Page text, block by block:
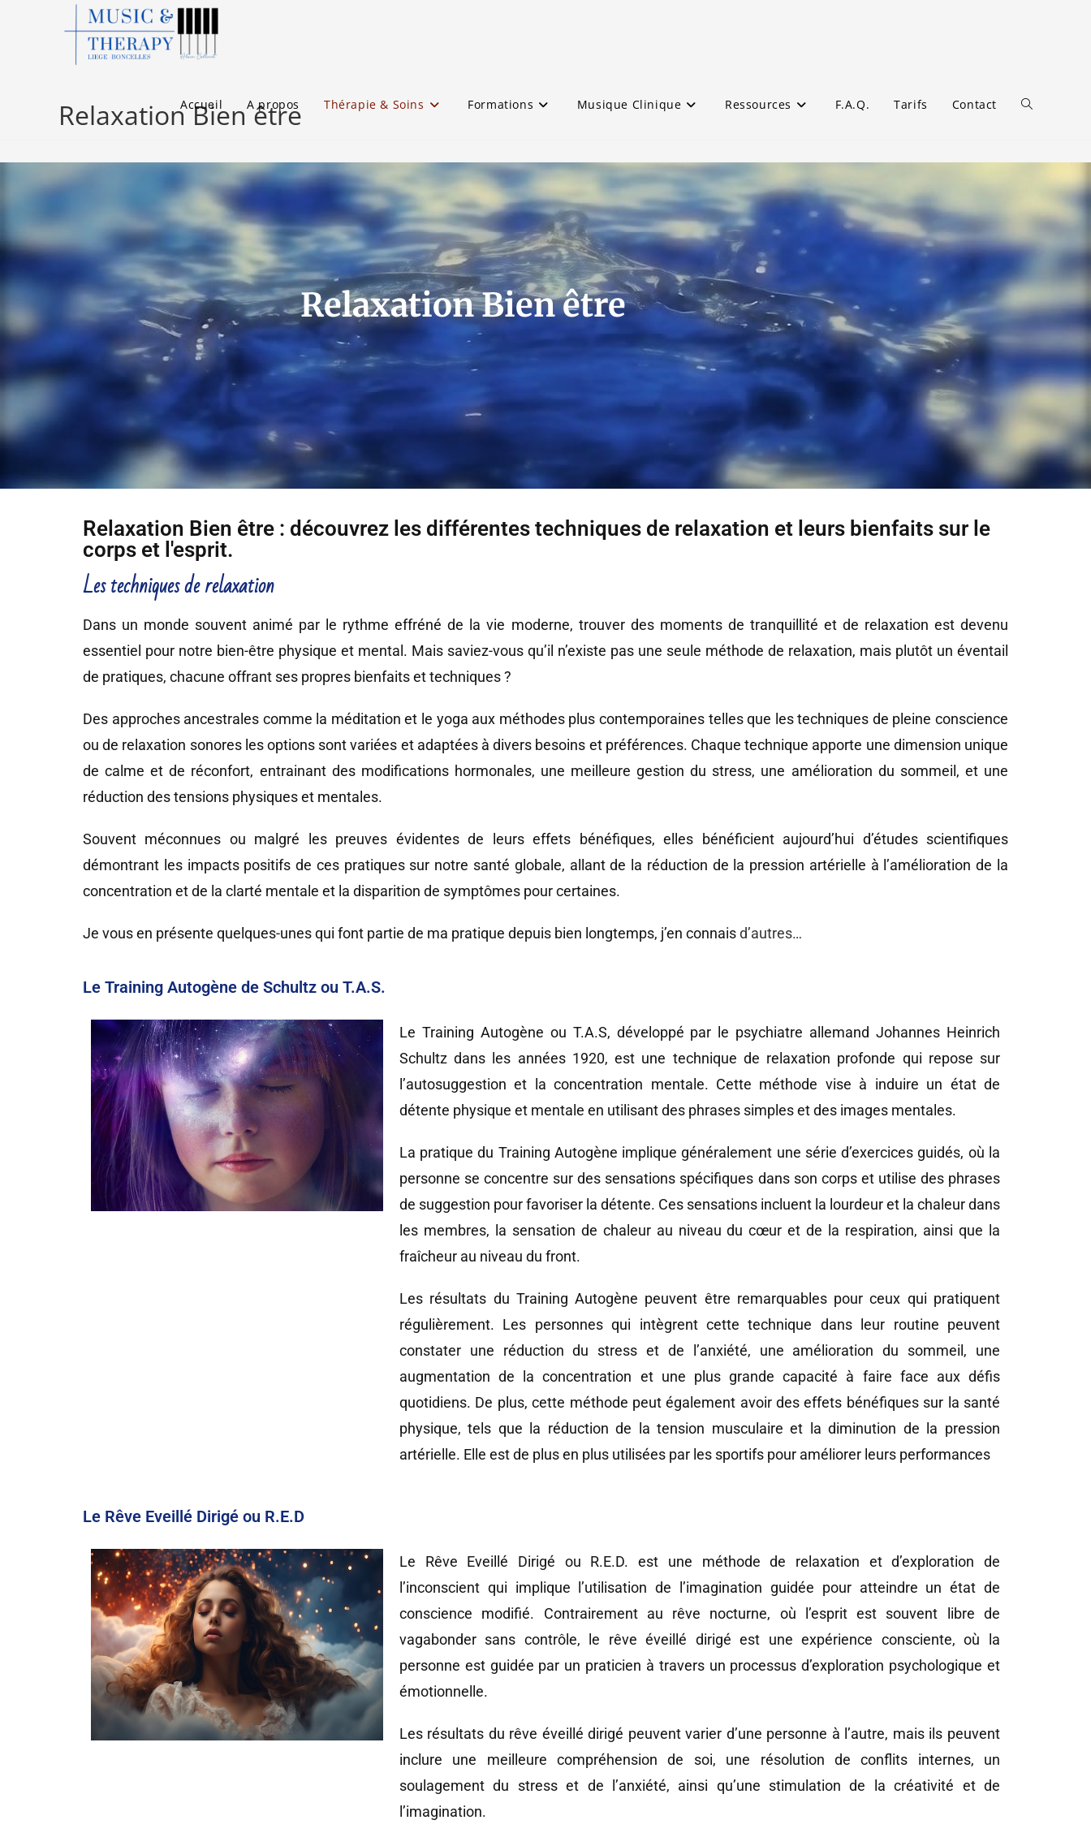
Accueil A propos Thérapie & Soins Formations Musique Clinique Ressources F.A.Q. Tarifs Contact
Relaxation Bien être
Relaxation Bien être
Relaxation Bien être : découvrez les différentes techniques de relaxation et leurs bienfaits sur le
corps et l'esprit.
Les techniques de relaxation
Dans un monde souvent animé par le rythme effréné de la vie moderne, trouver des moments de tranquillité et de relaxation est devenu
essentiel pour notre bien-être physique et mental. Mais saviez-vous qu’il n’existe pas une seule méthode de relaxation, mais plutôt un éventail
de pratiques, chacune offrant ses propres bienfaits et techniques ?
Des approches ancestrales comme la méditation et le yoga aux méthodes plus contemporaines telles que les techniques de pleine conscience
ou de relaxation sonores les options sont variées et adaptées à divers besoins et préférences. Chaque technique apporte une dimension unique
de calme et de réconfort, entrainant des modifications hormonales, une meilleure gestion du stress, une amélioration du sommeil, et une
réduction des tensions physiques et mentales.
Souvent méconnues ou malgré les preuves évidentes de leurs effets bénéfiques, elles bénéficient aujourd’hui d’études scientifiques
démontrant les impacts positifs de ces pratiques sur notre santé globale, allant de la réduction de la pression artérielle à l’amélioration de la
concentration et de la clarté mentale et la disparition de symptômes pour certaines.
Je vous en présente quelques-unes qui font partie de ma pratique depuis bien longtemps, j’en connaisd’autres…
Le Training Autogène de Schultz ou T.A.S.
Le Training Autogène ou T.A.S, développé par le psychiatre allemand Johannes Heinrich
Schultz dans les années 1920, est une technique de relaxation profonde qui repose sur
l’autosuggestion et la concentration mentale. Cette méthode vise à induire un état de
détente physique et mentale en utilisant des phrases simples et des images mentales.
La pratique du Training Autogène implique généralement une série d’exercices guidés, où la
personne se concentre sur des sensations spécifiques dans son corps et utilise des phrases
de suggestion pour favoriser la détente. Ces sensations incluent la lourdeur et la chaleur dans
les membres, la sensation de chaleur au niveau du cœur et de la respiration, ainsi que la
fraîcheur au niveau du front.
Les résultats du Training Autogène peuvent être remarquables pour ceux qui pratiquent
régulièrement. Les personnes qui intègrent cette technique dans leur routine peuvent
constater une réduction du stress et de l’anxiété, une amélioration du sommeil, une
augmentation de la concentration et une plus grande capacité à faire face aux défis
quotidiens. De plus, cette méthode peut également avoir des effets bénéfiques sur la santé
physique, tels que la réduction de la tension musculaire et la diminution de la pression
artérielle. Elle est de plus en plus utilisées par les sportifs pour améliorer leurs performances
Le Rêve Eveillé Dirigé ou R.E.D
Le Rêve Eveillé Dirigé ou R.E.D. est une méthode de relaxation et d’exploration de
l’inconscient qui implique l’utilisation de l’imagination guidée pour atteindre un état de
conscience modifié. Contrairement au rêve nocturne, où l’esprit est souvent libre de
vagabonder sans contrôle, le rêve éveillé dirigé est une expérience consciente, où la
personne est guidée par un praticien à travers un processus d’exploration psychologique et
émotionnelle.
Les résultats du rêve éveillé dirigé peuvent varier d’une personne à l’autre, mais ils peuvent
inclure une meilleure compréhension de soi, une résolution de conflits internes, un
soulagement du stress et de l’anxiété, ainsi qu’une stimulation de la créativité et de
l’imagination.